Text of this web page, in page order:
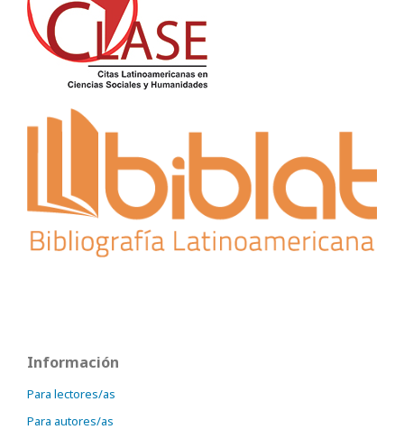
Información
Para lectores/as
Para autores/as